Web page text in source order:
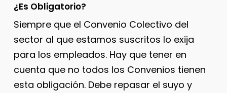
¿Es Obligatorio?
Siempre que el Convenio Colectivo del
sector al que estamos suscritos lo exija
para los empleados. Hay que tener en
cuenta que no todos los Convenios tienen
esta obligación. Debe repasar el suyo y